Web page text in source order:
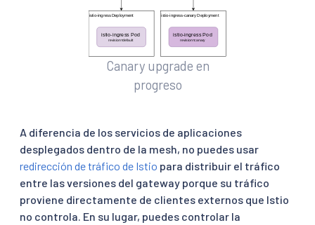
Canary upgrade en
progreso
A diferencia de los servicios de aplicaciones
desplegados dentro de la mesh, no puedes usar
redirección de tráfico de Istio para distribuir el tráfico
entre las versiones del gateway porque su tráfico
proviene directamente de clientes externos que Istio
no controla. En su lugar, puedes controlar la